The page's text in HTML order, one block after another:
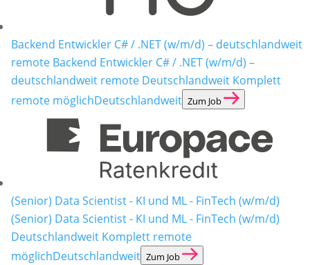
Backend Entwickler C# / .NET (w/m/d) – deutschlandweit
remote Backend Entwickler C# / .NET (w/m/d) –
deutschlandweit remote Deutschlandweit Komplett
remote möglichDeutschlandweit Zum Job
(Senior) Data Scientist - KI und ML - FinTech (w/m/d)
(Senior) Data Scientist - KI und ML - FinTech (w/m/d)
Deutschlandweit Komplett remote
möglichDeutschlandweit Zum Job